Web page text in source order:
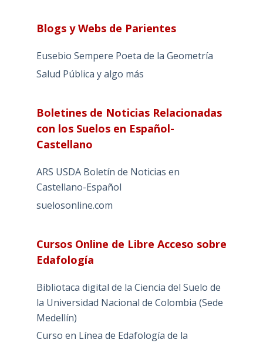
Blogs y Webs de Parientes
Eusebio Sempere Poeta de la Geometría
Salud Pública y algo más
Boletines de Noticias Relacionadas
con los Suelos en Español-
Castellano
ARS USDA Boletín de Noticias en
Castellano-Español
suelosonline.com
Cursos Online de Libre Acceso sobre
Edafología
Bibliotaca digital de la Ciencia del Suelo de
la Universidad Nacional de Colombia (Sede
Medellín)
Curso en Línea de Edafología de la